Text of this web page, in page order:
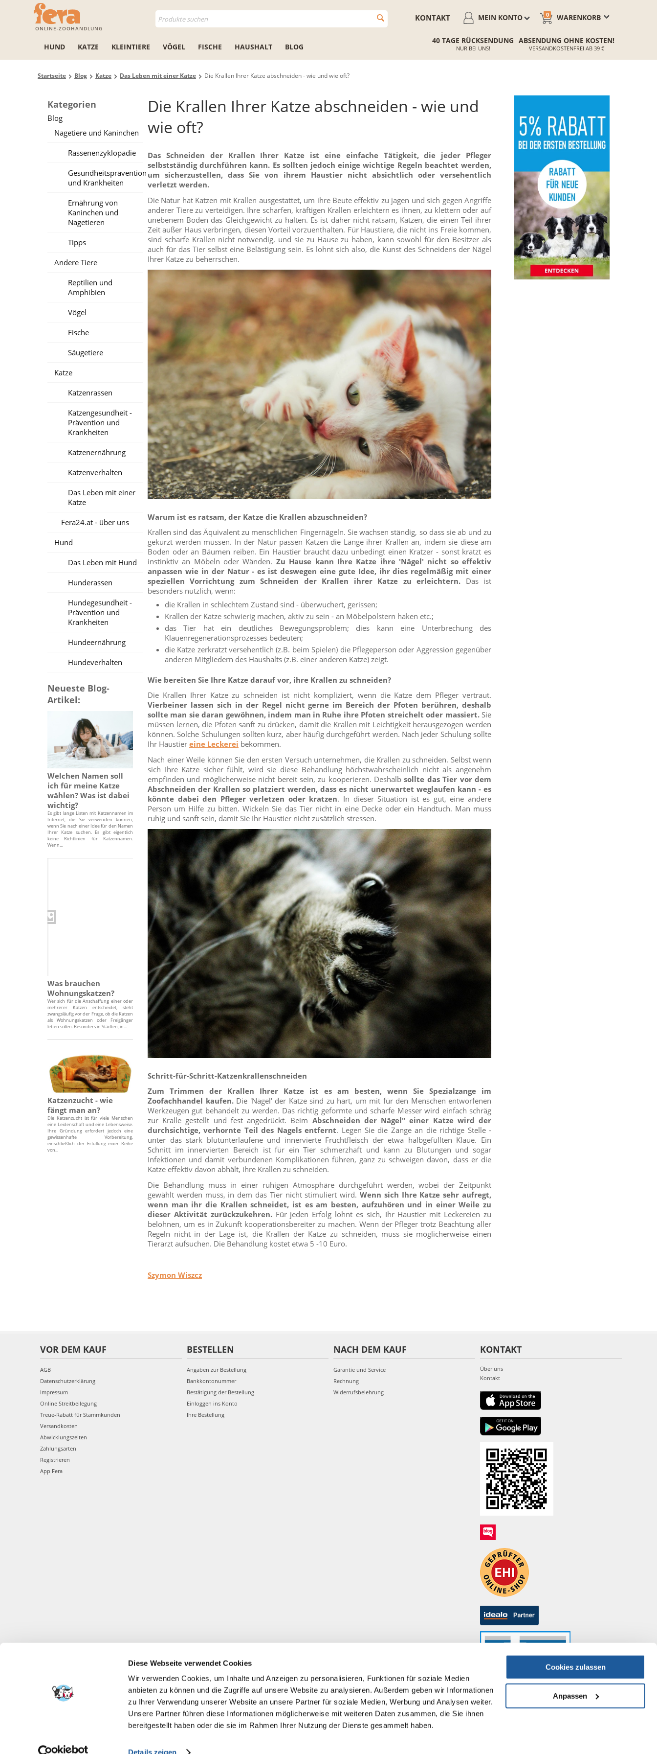
Diese Webseite verwendet Cookies
Wir verwenden Cookies, um Inhalte und Anzeigen zu personalisieren, Funktionen für soziale Medien
anbieten zu können und die Zugriffe auf unsere Website zu analysieren. Außerdem geben wir Informationen
zu Ihrer Verwendung unserer Website an unsere Partner für soziale Medien, Werbung und Analysen weiter.
Unsere Partner führen diese Informationen möglicherweise mit weiteren Daten zusammen, die Sie ihnen
bereitgestellt haben oder die sie im Rahmen Ihrer Nutzung der Dienste gesammelt haben.
Details zeigen
Cookies zulassen
Anpassen
ONLINE-ZOOHANDLUNG
WARENKORB
0
MEIN KONTO
KONTAKT
HUND KATZE KLEINTIERE VÖGEL FISCHE HAUSHALT BLOG
40 TAGE RÜCKSENDUNG
NUR BEI UNS!
ABSENDUNG OHNE KOSTEN!
VERSANDKOSTENFREI AB 39 €
Startseite Blog Katze Das Leben mit einer Katze Die Krallen Ihrer Katze abschneiden - wie und wie oft?
Kategorien
Blog
Nagetiere und Kaninchen
Rassenenzyklopädie
Gesundheitsprävention
und Krankheiten
Ernährung von
Kaninchen und
Nagetieren
Tipps
Andere Tiere
Reptilien und
Amphibien
Vögel
Fische
Säugetiere
Katze
Katzenrassen
Katzengesundheit -
Prävention und
Krankheiten
Katzenernährung
Katzenverhalten
Das Leben mit einer
Katze
Fera24.at - über uns
Hund
Das Leben mit Hund
Hunderassen
Hundegesundheit -
Prävention und
Krankheiten
Hundeernährung
Hundeverhalten
Neueste Blog-
Artikel:
Welchen Namen soll
ich für meine Katze
wählen? Was ist dabei
wichtig?
Es gibt lange Listen mit Katzennamen im
Internet, die Sie verwenden können,
wenn Sie nach einer Idee für den Namen
Ihrer Katze suchen. Es gibt eigentlich
keine Richtlinien für Katzennamen.
Wenn...
Was brauchen
Wohnungskatzen?
Wer sich für die Anschaffung einer oder
mehrerer Katzen entscheidet, steht
zwangsläufig vor der Frage, ob die Katzen
als Wohnungskatzen oder Freigänger
leben sollen. Besonders in Städten, in...
Katzenzucht - wie
fängt man an?
Die Katzenzucht ist für viele Menschen
eine Leidenschaft und eine Lebensweise.
Ihre Gründung erfordert jedoch eine
gewissenhafte Vorbereitung,
einschließlich der Erfüllung einer Reihe
von...
Die Krallen Ihrer Katze abschneiden - wie und
wie oft?
Das Schneiden der Krallen Ihrer Katze ist eine einfache Tätigkeit, die jeder Pfleger
selbstständig durchführen kann. Es sollten jedoch einige wichtige Regeln beachtet werden,
um sicherzustellen, dass Sie von ihrem Haustier nicht absichtlich oder versehentlich
verletzt werden.
Die Natur hat Katzen mit Krallen ausgestattet, um ihre Beute effektiv zu jagen und sich gegen Angriffe
anderer Tiere zu verteidigen. Ihre scharfen, kräftigen Krallen erleichtern es ihnen, zu klettern oder auf
unebenem Boden das Gleichgewicht zu halten. Es ist daher nicht ratsam, Katzen, die einen Teil ihrer
Zeit außer Haus verbringen, diesen Vorteil vorzuenthalten. Für Haustiere, die nicht ins Freie kommen,
sind scharfe Krallen nicht notwendig, und sie zu Hause zu haben, kann sowohl für den Besitzer als
auch für das Tier selbst eine Belästigung sein. Es lohnt sich also, die Kunst des Schneidens der Nägel
Ihrer Katze zu beherrschen.
Warum ist es ratsam, der Katze die Krallen abzuschneiden?
Krallen sind das Äquivalent zu menschlichen Fingernägeln. Sie wachsen ständig, so dass sie ab und zu
gekürzt werden müssen. In der Natur passen Katzen die Länge ihrer Krallen an, indem sie diese am
Boden oder an Bäumen reiben. Ein Haustier braucht dazu unbedingt einen Kratzer - sonst kratzt es
instinktiv an Möbeln oder Wänden. Zu Hause kann Ihre Katze ihre 'Nägel' nicht so effektiv
anpassen wie in der Natur - es ist deswegen eine gute Idee, ihr dies regelmäßig mit einer
speziellen Vorrichtung zum Schneiden der Krallen ihrer Katze zu erleichtern. Das ist
besonders nützlich, wenn:
die Krallen in schlechtem Zustand sind - überwuchert, gerissen;
Krallen der Katze schwierig machen, aktiv zu sein - an Möbelpolstern haken etc.;
das Tier hat ein deutliches Bewegungsproblem; dies kann eine Unterbrechung des
Klauenregenerationsprozesses bedeuten;
die Katze zerkratzt versehentlich (z.B. beim Spielen) die Pflegeperson oder Aggression gegenüber
anderen Mitgliedern des Haushalts (z.B. einer anderen Katze) zeigt.
Wie bereiten Sie Ihre Katze darauf vor, ihre Krallen zu schneiden?
Die Krallen Ihrer Katze zu schneiden ist nicht kompliziert, wenn die Katze dem Pfleger vertraut.
Vierbeiner lassen sich in der Regel nicht gerne im Bereich der Pfoten berühren, deshalb
sollte man sie daran gewöhnen, indem man in Ruhe ihre Pfoten streichelt oder massiert.Sie
müssen lernen, die Pfoten sanft zu drücken, damit die Krallen mit Leichtigkeit herausgezogen werden
können. Solche Schulungen sollten kurz, aber häufig durchgeführt werden. Nach jeder Schulung sollte
Ihr Haustier eine Leckerei bekommen.
Nach einer Weile können Sie den ersten Versuch unternehmen, die Krallen zu schneiden. Selbst wenn
sich Ihre Katze sicher fühlt, wird sie diese Behandlung höchstwahrscheinlich nicht als angenehm
empfinden und möglicherweise nicht bereit sein, zu kooperieren. Deshalbsollte das Tier vor dem
Abschneiden der Krallen so platziert werden, dass es nicht unerwartet weglaufen kann - es
könnte dabei den Pfleger verletzen oder kratzen. In dieser Situation ist es gut, eine andere
Person um Hilfe zu bitten. Wickeln Sie das Tier nicht in eine Decke oder ein Handtuch. Man muss
ruhig und sanft sein, damit Sie Ihr Haustier nicht zusätzlich stressen.
Schritt-für-Schritt-Katzenkrallenschneiden
Zum Trimmen der Krallen Ihrer Katze ist es am besten, wenn Sie Spezialzange im
Zoofachhandel kaufen.Die 'Nägel' der Katze sind zu hart, um mit für den Menschen entworfenen
Werkzeugen gut behandelt zu werden. Das richtig geformte und scharfe Messer wird einfach schräg
zur Kralle gestellt und fest angedrückt. Beim Abschneiden der Nägel" einer Katze wird der
durchsichtige, verhornte Teil des Nagels entfernt. Legen Sie die Zange an die richtige Stelle -
unter das stark blutunterlaufene und innervierte Fruchtfleisch der etwa halbgefüllten Klaue. Ein
Schnitt im innervierten Bereich ist für ein Tier schmerzhaft und kann zu Blutungen und sogar
Infektionen und damit verbundenen Komplikationen führen, ganz zu schweigen davon, dass er die
Katze effektiv davon abhält, ihre Krallen zu schneiden.
Die Behandlung muss in einer ruhigen Atmosphäre durchgeführt werden, wobei der Zeitpunkt
gewählt werden muss, in dem das Tier nicht stimuliert wird. Wenn sich Ihre Katze sehr aufregt,
wenn man ihr die Krallen schneidet, ist es am besten, aufzuhören und in einer Weile zu
dieser Aktivität zurückzukehren.Für jeden Erfolg lohnt es sich, Ihr Haustier mit Leckereien zu
belohnen, um es in Zukunft kooperationsbereiter zu machen. Wenn der Pfleger trotz Beachtung aller
Regeln nicht in der Lage ist, die Krallen der Katze zu schneiden, muss sie möglicherweise einen
Tierarzt aufsuchen. Die Behandlung kostet etwa 5 -10 Euro.
Szymon Wiszcz
VOR DEM KAUF
AGB
Datenschutzerklärung
Impressum
Online Streitbeilegung
Treue-Rabatt für Stammkunden
Versandkosten
Abwicklungszeiten
Zahlungsarten
Registrieren
App Fera
BESTELLEN
Angaben zur Bestellung
Bankkontonummer
Bestätigung der Bestellung
Einloggen ins Konto
Ihre Bestellung
NACH DEM KAUF
Garantie und Service
Rechnung
Widerrufsbelehrung
KONTAKT
Über uns
Kontakt
*Alle Preise inkl. ges. MwSt./ zzgl. Versand